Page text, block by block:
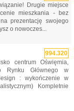
Drugie miejsce
mieszkania - bez
prezentację swojego
o nowoczes...
994.320
centrum Oświęmia,
Głównego w
: wykończenie w
Kompletnie